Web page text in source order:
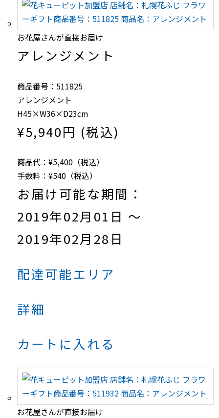
お花屋さんが直接お届け
アレンジメント
商品番号：511825
アレンジメント
H45×W36×D23cm
¥5,940円 (税込)
商品代：¥5,400（税込）
手数料：¥540（税込）
お届け可能な期間：
2019年02月01日 ～
2019年02月28日
配達可能エリア
詳細
カートに入れる
お花屋さんが直接お届け